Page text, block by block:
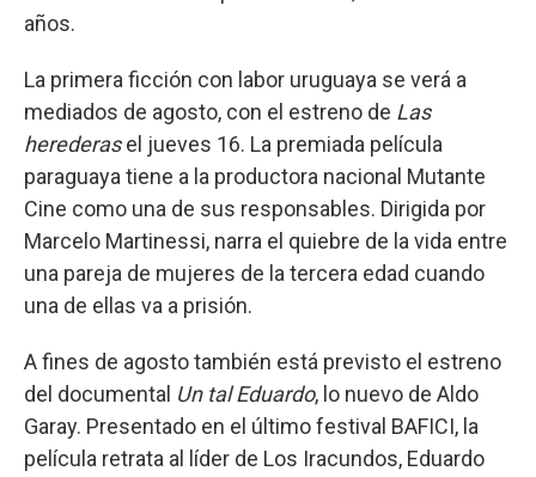
años.
La primera ficción con labor uruguaya se verá a
mediados de agosto, con el estreno de Las
herederasel jueves 16. La premiada película
paraguaya tiene a la productora nacional Mutante
Cine como una de sus responsables. Dirigida por
Marcelo Martinessi, narra el quiebre de la vida entre
una pareja de mujeres de la tercera edad cuando
una de ellas va a prisión.
A fines de agosto también está previsto el estreno
del documental Un tal Eduardo, lo nuevo de Aldo
Garay. Presentado en el último festival BAFICI, la
película retrata al líder de Los Iracundos, Eduardo